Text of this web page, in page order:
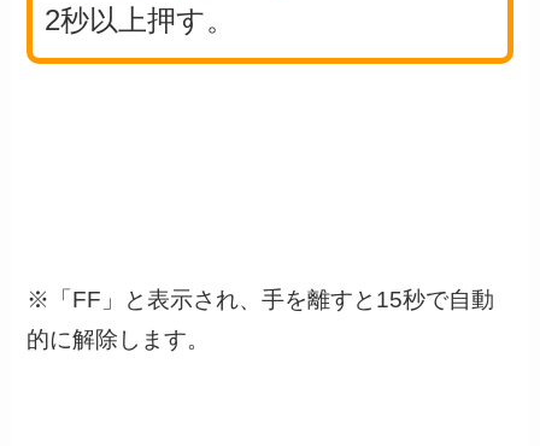
2秒以上押す。
※「FF」と表示され、手を離すと15秒で自動
的に解除します。